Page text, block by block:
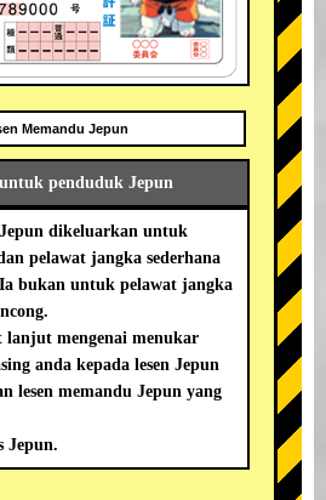
Memandu Jepun
penduduk Jepun
dikeluarkan untuk
pelawat jangka sederhana
bukan untuk pelawat jangka
mengenai menukar
anda kepada lesen Jepun
lesen memandu Jepun yang
Jepun.